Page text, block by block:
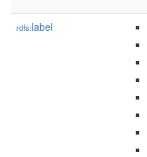
rdfs:label